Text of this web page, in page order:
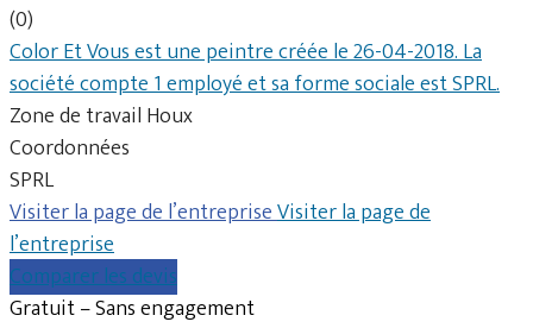
(0)
Color Et Vous est une peintre créée le 26-04-2018. La
société compte 1 employé et sa forme sociale est SPRL.
Zone de travail Houx
Coordonnées
SPRL
Visiter la page de l’entrepriseVisiter la page de
l’entreprise
Comparer les devis
Gratuit – Sans engagement